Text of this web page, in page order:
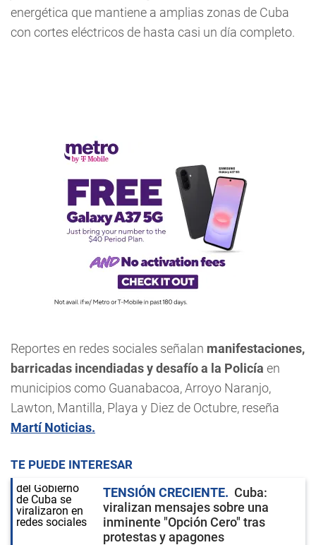
energética que mantiene a amplias zonas de Cuba
con cortes eléctricos de hasta casi un día completo.
Reportes en redes sociales señalan manifestaciones,
barricadas incendiadas y desafío a la Policía en
municipios como Guanabacoa, Arroyo Naranjo,
Lawton, Mantilla, Playa y Diez de Octubre, reseña
Martí Noticias.
TE PUEDE INTERESAR
TENSIÓN CRECIENTE
Cuba:
viralizan mensajes sobre una
inminente "Opción Cero" tras
protestas y apagones